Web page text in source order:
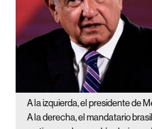
A la izquierda, el presidente de
A la derecha, el mandatario